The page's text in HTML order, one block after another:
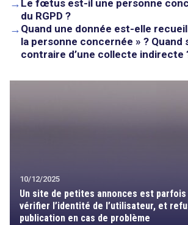
→ Le fœtus est-il une personne
du RGPD ?
→ Quand une donnée est-elle
la personne concernée » ? Quand
contraire d’une collecte indirecte
10/12/2025
Un site de petites annonces est
vérifier l’identité de l’utilisateur, et
publication en cas de problème